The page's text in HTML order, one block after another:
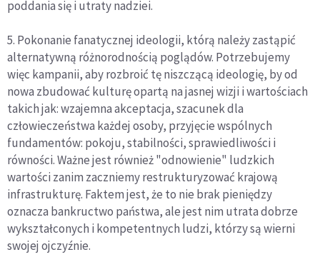
poddania się i utraty nadziei.
5. Pokonanie fanatycznej ideologii, którą należy zastąpić
alternatywną różnorodnością poglądów. Potrzebujemy
więc kampanii, aby rozbroić tę niszczącą ideologię, by od
nowa zbudować kulturę opartą na jasnej wizji i wartościach
takich jak: wzajemna akceptacja, szacunek dla
człowieczeństwa każdej osoby, przyjęcie wspólnych
fundamentów: pokoju, stabilności, sprawiedliwości i
równości. Ważne jest również "odnowienie" ludzkich
wartości zanim zaczniemy restrukturyzować krajową
infrastrukturę. Faktem jest, że to nie brak pieniędzy
oznacza bankructwo państwa, ale jest nim utrata dobrze
wykształconych i kompetentnych ludzi, którzy są wierni
swojej ojczyźnie.